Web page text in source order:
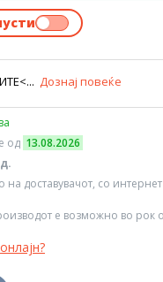
Дознај повеќе
од 13.08.2026
на доставувачот, со
е возможно во рок